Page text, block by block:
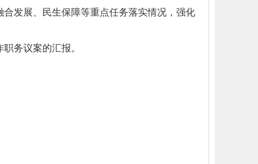
发展、民生保障等重点任务落实情况，强化
务议案的汇报。